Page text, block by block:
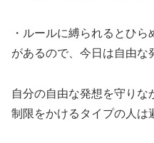
・ルールに縛られるとひ
があるので、今日は自由な
自分の自由な発想を守りな
制限をかけるタイプの人は